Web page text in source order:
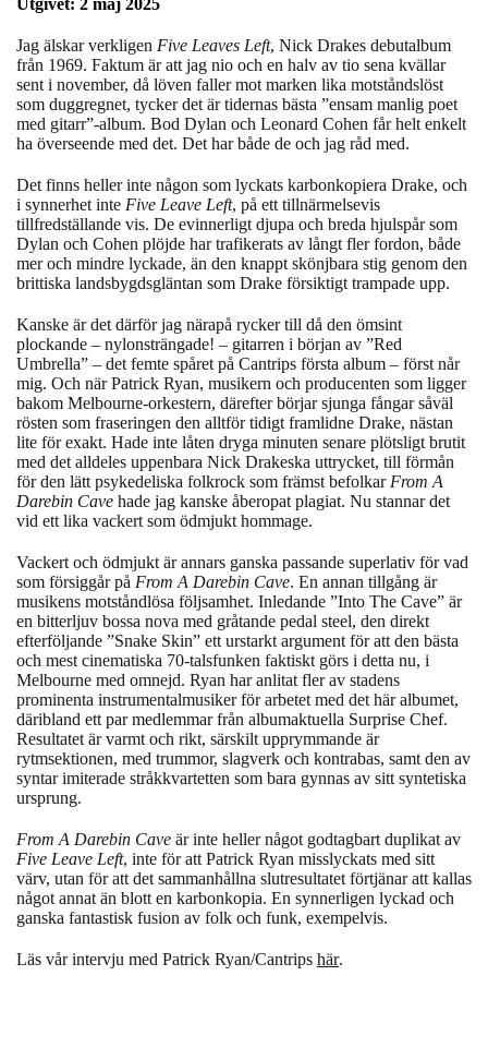
Utgivet: 2 maj 2025
Jag älskar verkligen Five Leaves Left, Nick Drakes debutalbum
från 1969. Faktum är att jag nio och en halv av tio sena kvällar
sent i november, då löven faller mot marken lika motståndslöst
som duggregnet, tycker det är tidernas bästa ”ensam manlig poet
med gitarr”-album. Bod Dylan och Leonard Cohen får helt enkelt
ha överseende med det. Det har både de och jag råd med.
Det finns heller inte någon som lyckats karbonkopiera Drake, och
i synnerhet inte Five Leave Left, på ett tillnärmelsevis
tillfredställande vis. De evinnerligt djupa och breda hjulspår som
Dylan och Cohen plöjde har trafikerats av långt fler fordon, både
mer och mindre lyckade, än den knappt skönjbara stig genom den
brittiska landsbygdsgläntan som Drake försiktigt trampade upp.
Kanske är det därför jag närapå rycker till då den ömsint
plockande – nylonsträngade! – gitarren i början av ”Red
Umbrella” – det femte spåret på Cantrips första album – först når
mig. Och när Patrick Ryan, musikern och producenten som ligger
bakom Melbourne-orkestern, därefter börjar sjunga fångar såväl
rösten som fraseringen den alltför tidigt framlidne Drake, nästan
lite för exakt. Hade inte låten dryga minuten senare plötsligt brutit
med det alldeles uppenbara Nick Drakeska uttrycket, till förmån
för den lätt psykedeliska folkrock som främst befolkar From A
Darebin Cave hade jag kanske åberopat plagiat. Nu stannar det
vid ett lika vackert som ödmjukt hommage.
Vackert och ödmjukt är annars ganska passande superlativ för vad
som försiggår på From A Darebin Cave. En annan tillgång är
musikens motståndlösa följsamhet. Inledande ”Into The Cave” är
en bitterljuv bossa nova med gråtande pedal steel, den direkt
efterföljande ”Snake Skin” ett urstarkt argument för att den bästa
och mest cinematiska 70-talsfunken faktiskt görs i detta nu, i
Melbourne med omnejd. Ryan har anlitat fler av stadens
prominenta instrumentalmusiker för arbetet med det här albumet,
däribland ett par medlemmar från albumaktuella Surprise Chef.
Resultatet är varmt och rikt, särskilt upprymmande är
rytmsektionen, med trummor, slagverk och kontrabas, samt den av
syntar imiterade stråkkvartetten som bara gynnas av sitt syntetiska
ursprung.
From A Darebin Cave är inte heller något godtagbart duplikat av
Five Leave Left, inte för att Patrick Ryan misslyckats med sitt
värv, utan för att det sammanhållna slutresultatet förtjänar att kallas
något annat än blott en karbonkopia. En synnerligen lyckad och
ganska fantastisk fusion av folk och funk, exempelvis.
Läs vår intervju med Patrick Ryan/Cantrips här.